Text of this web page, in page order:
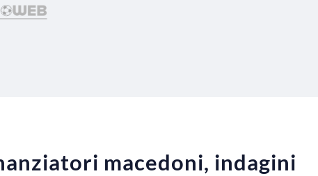
macedoni, indagini